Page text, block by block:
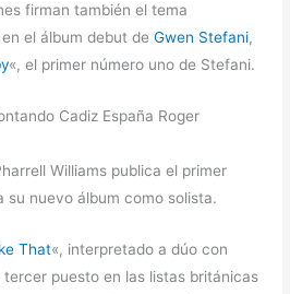
firman también el tema
en el álbum debut deGwen Stefani,
«, el primer número uno de Stefani.
Cadiz España Roger
Williams publica el primer
su nuevo álbum como solista.
That«, interpretado a dúo con
puesto en las listas británicas